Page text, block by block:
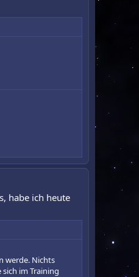
habe ich heute
werde. Nichts
im Training